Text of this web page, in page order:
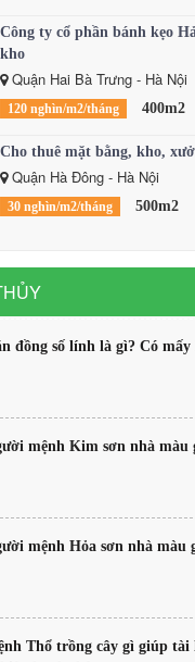
Công ty cổ phần bánh kẹo
kho
Quận Hai Bà Trưng - Hà Nội
120 nghìn/m2/tháng 400m2
Cho thuê mặt bằng, kho,
Quận Hà Đông - Hà Nội
30 nghìn/m2/tháng 500m2
đồng số lính là gì? Có
mệnh Kim sơn nhà màu
mệnh Hỏa sơn nhà màu
Thổ trồng cây gì giúp tài